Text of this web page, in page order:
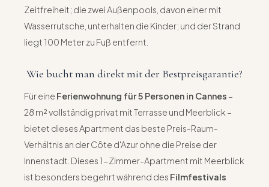
Zeitfreiheit; die zwei Außenpools, davon einer mit
Wasserrutsche, unterhalten die Kinder; und der Strand
liegt 100 Meter zu Fuß entfernt.
Wie bucht man direkt mit der Bestpreisgarantie?
Für eine Ferienwohnung für 5 Personen in Cannes –
28 m² vollständig privat mit Terrasse und Meerblick –
bietet dieses Apartment das beste Preis-Raum-
Verhältnis an der Côte d'Azur ohne die Preise der
Innenstadt. Dieses 1-Zimmer-Apartment mit Meerblick
ist besonders begehrt während des Filmfestivals